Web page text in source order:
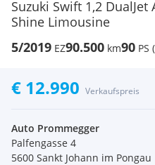
Suzuki Swift 1,2 DualJet
Shine Limousine
5/2019 EZ90.500 km90 PS
€ 12.990 Verkaufspreis
Auto Prommegger
Palfengasse 4
5600 Sankt Johann im Pongau